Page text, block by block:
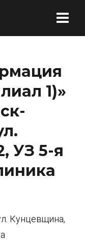
1)»
УЗ 5-я
Кунцевщина,